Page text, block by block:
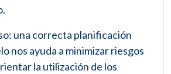
una correcta planificación
nos ayuda a minimizar riesgos
la utilización de los